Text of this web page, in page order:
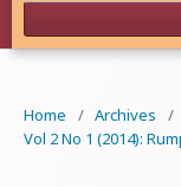
Home / Archives
/
Vol 2 No 1 (2014):